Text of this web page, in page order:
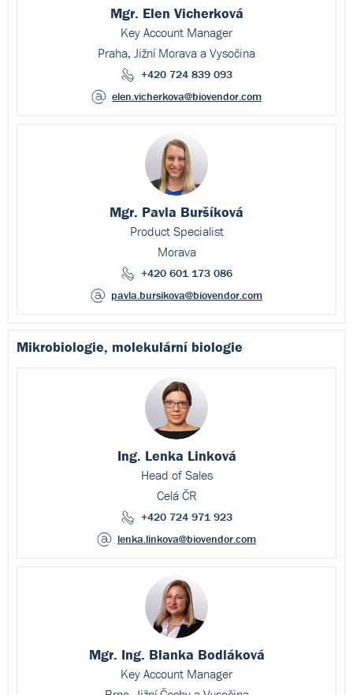
Mgr. Elen Vicherková
Key Account Manager
Praha, Jižní Morava a Vysočina
+420 724 839 093
elen.vicherkova@biovendor.com
Mgr. Pavla Buršíková
Product Specialist
Morava
+420 601 173 086
pavla.bursikova@biovendor.com
Mikrobiologie, molekulární biologie
Ing. Lenka Linková
Head of Sales
Celá ČR
+420 724 971 923
lenka.linkova@biovendor.com
Mgr. Ing. Blanka Bodláková
Key Account Manager